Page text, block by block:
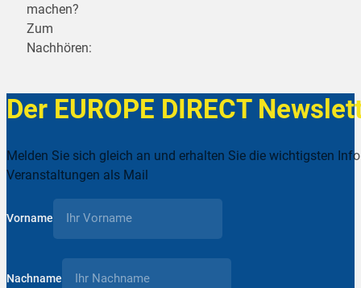
machen?
Zum
Nachhören:
Der EUROPE DIRECT
Melden Sie sich gleich an und erhalten Sie die wichtigsten
Veranstaltungen als Mail
Vorname
Nachname